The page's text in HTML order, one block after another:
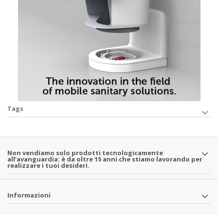
Tags
Non vendiamo solo prodotti tecnologicamente
all’avanguardia: è da oltre 15 anni che stiamo lavorando per
realizzare i tuoi desideri.
Informazioni